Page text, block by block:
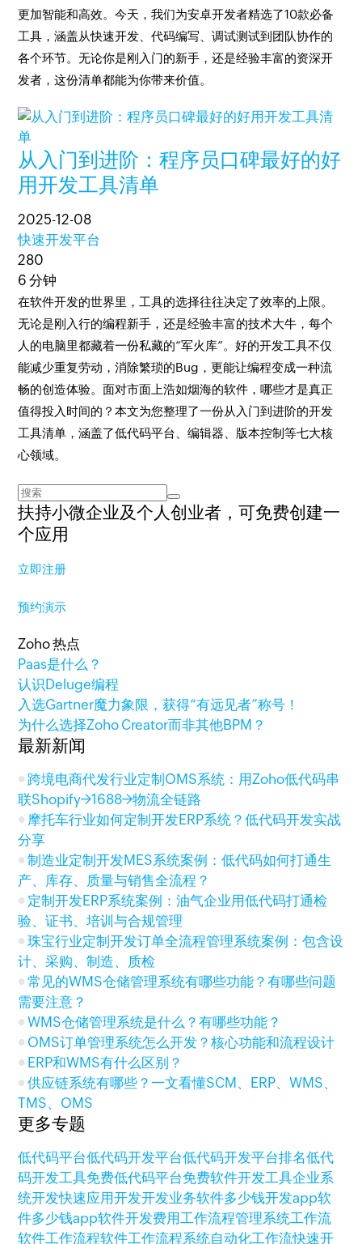
更加智能和高效。今天，我们为安卓开发者精选了10款必备
工具，涵盖从快速开发、代码编写、调试测试到团队协作的
各个环节。无论你是刚入门的新手，还是经验丰富的资深开
发者，这份清单都能为你带来价值。
从入门到进阶：程序员口碑最好的好
用开发工具清单
2025-12-08
快速开发平台
280
6 分钟
在软件开发的世界里，工具的选择往往决定了效率的上限。
无论是刚入行的编程新手，还是经验丰富的技术大牛，每个
人的电脑里都藏着一份私藏的“军火库”。好的开发工具不仅
能减少重复劳动，消除繁琐的Bug，更能让编程变成一种流
畅的创造体验。面对市面上浩如烟海的软件，哪些才是真正
值得投入时间的？本文为您整理了一份从入门到进阶的开发
工具清单，涵盖了低代码平台、编辑器、版本控制等七大核
心领域。
扶持小微企业及个人创业者，可免费创建一
个应用
立即注册
预约演示
Zoho 热点
Paas是什么？
认识Deluge编程
入选Gartner魔力象限，获得“有远见者”称号！
为什么选择Zoho Creator而非其他BPM？
最新新闻
跨境电商代发行业定制OMS系统：用Zoho低代码串
联Shopify→1688→物流全链路
摩托车行业如何定制开发ERP系统？低代码开发实战
分享
制造业定制开发MES系统案例：低代码如何打通生
产、库存、质量与销售全流程？
定制开发ERP系统案例：油气企业用低代码打通检
验、证书、培训与合规管理
珠宝行业定制开发订单全流程管理系统案例：包含设
计、采购、制造、质检
常见的WMS仓储管理系统有哪些功能？有哪些问题
需要注意？
WMS仓储管理系统是什么？有哪些功能？
OMS订单管理系统怎么开发？核心功能和流程设计
ERP和WMS有什么区别？
供应链系统有哪些？一文看懂SCM、ERP、WMS、
TMS、OMS
更多专题
低代码平台低代码开发平台低代码开发平台排名低代
码开发工具免费低代码平台免费软件开发工具企业系
统开发快速应用开发开发业务软件多少钱开发app软
件多少钱app软件开发费用工作流程管理系统工作流
软件工作流程软件工作流程系统自动化工作流快速开